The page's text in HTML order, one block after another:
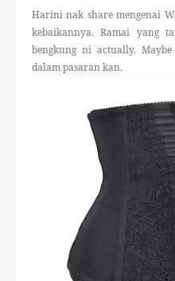
THERA SOCKS
CONTACT ME
Harini nak share mengenai
kebaikannya. Ramai yang
bengkung ni actually.
dalam pasaran kan.